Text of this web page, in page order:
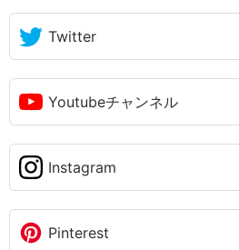
Twitter
Youtubeチャンネル
Instagram
Pinterest